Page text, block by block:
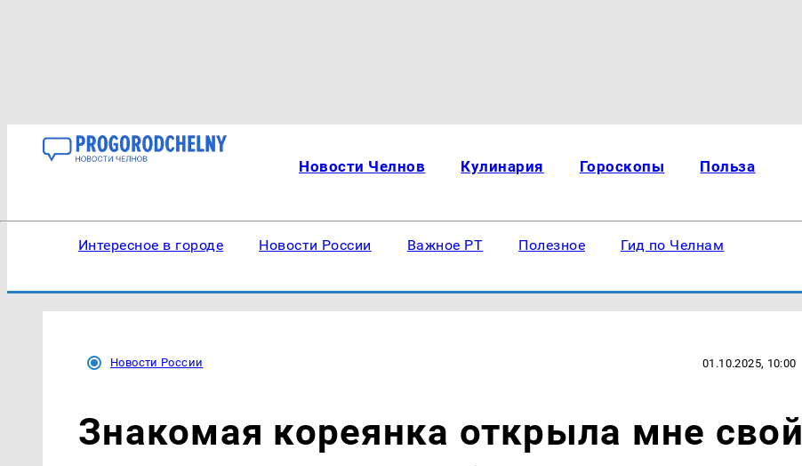
Новости Челнов Кулинария Гороскопы Польза
Интересное в городе Новости России Важное РТ Полезное Гид по Челнам
Новости России 01.10.2025, 10:00
Знакомая кореянка открыла мне свой